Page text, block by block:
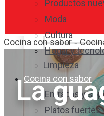
Productos
Moda
Cultura
Hogar y
Limpieza
Cocina con sabor
Entradas y
Platos fuertes
Cocina con sabor-
La